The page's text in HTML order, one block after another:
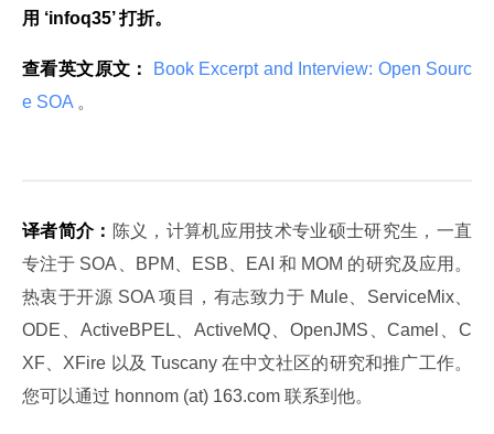
用 ‘infoq35’ 打折。
查看英文原文：
Book Excerpt and Interview: Open Sourc
e SOA 。
译者简介： 陈义，计算机应用技术专业硕士研究生，一直
专注于 SOA、BPM、ESB、EAI 和 MOM 的研究及应用。
热衷于开源 SOA 项目，有志致力于 Mule、ServiceMix、
ODE、ActiveBPEL、ActiveMQ、OpenJMS、Camel、C
XF、XFire 以及 Tuscany 在中文社区的研究和推广工作。
您可以通过 honnom (at) 163.com 联系到他。